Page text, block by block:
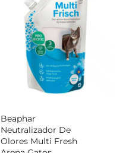
Beaphar
Neutralizador De
Olores Multi Fresh